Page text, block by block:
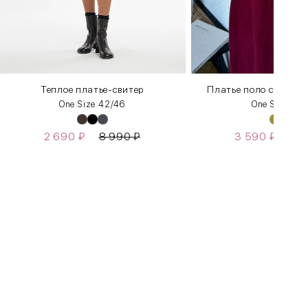
Теплое платье-свитер
One Size 42/46
2 690 ₽ 8 990₽
Платье поло с
One Size
3 590 ₽